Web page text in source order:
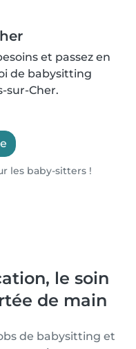
et passez en
de babysitting
sur-Cher.
les baby-sitters !
le soin
de main
de babysitting et